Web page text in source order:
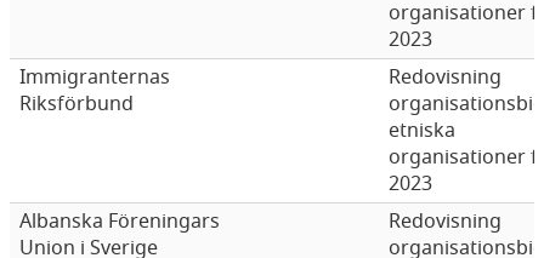
organisationer
2023
Immigranternas
Riksförbund
Redovisning
etniska
organisationer
2023
Albanska Föreningars
Union i Sverige
Redovisning